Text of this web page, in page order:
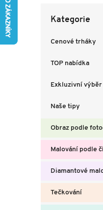
kategorie
Kategorie
Cenové trháky
TOP nabídka
Exkluzivní výběr
Naše tipy
Obraz podle
Malování podle
Diamantové
Tečkování